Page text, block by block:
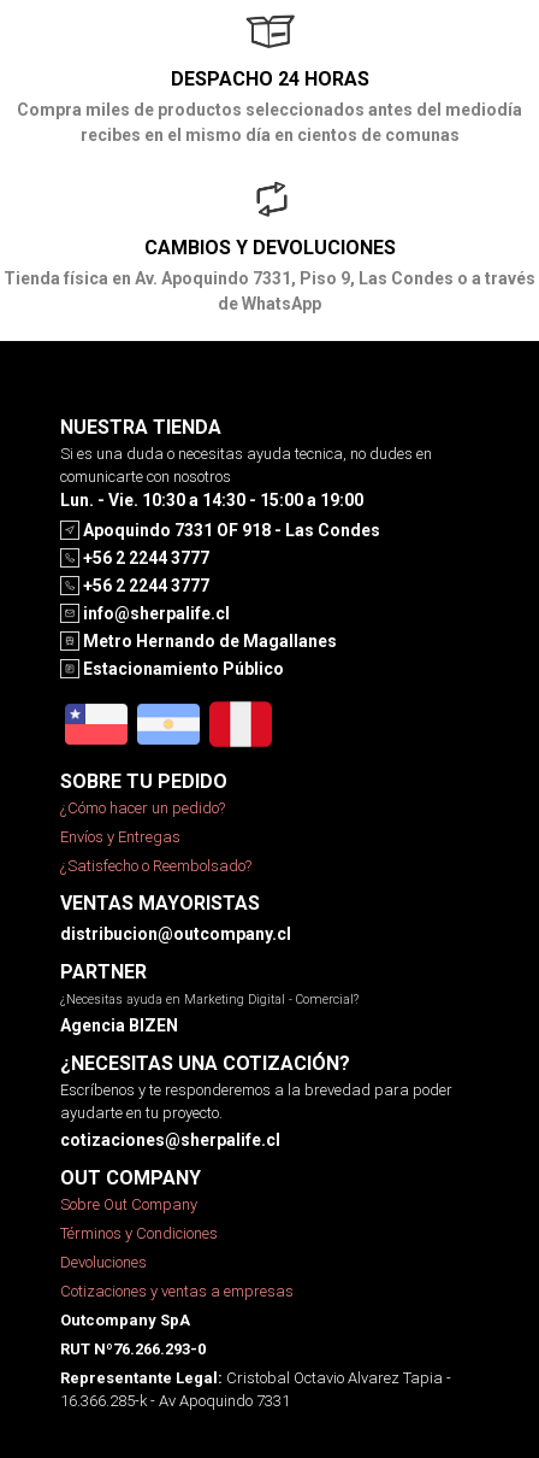
DESPACHO 24 HORAS
Compra miles de productos seleccionados antes del mediodía
recibes en el mismo día en cientos de comunas
CAMBIOS Y DEVOLUCIONES
Tienda física en Av. Apoquindo 7331, Piso 9, Las Condes o a través
de WhatsApp
NUESTRA TIENDA
Si es una duda o necesitas ayuda tecnica, no dudes en
comunicarte con nosotros
Lun. - Vie. 10:30 a 14:30 - 15:00 a 19:00
Apoquindo 7331 OF 918 - Las Condes
+56 2 2244 3777
+56 2 2244 3777
info@sherpalife.cl
Metro Hernando de Magallanes
Estacionamiento Público
SOBRE TU PEDIDO
¿Cómo hacer un pedido?
Envíos y Entregas
¿Satisfecho o Reembolsado?
VENTAS MAYORISTAS
distribucion@outcompany.cl
PARTNER
¿Necesitas ayuda en Marketing Digital - Comercial?
Agencia BIZEN
¿NECESITAS UNA COTIZACIÓN?
Escríbenos y te responderemos a la brevedad para poder
ayudarte en tu proyecto.
cotizaciones@sherpalife.cl
OUT COMPANY
Sobre Out Company
Términos y Condiciones
Devoluciones
Cotizaciones y ventas a empresas
Outcompany SpA
RUT Nº76.266.293-0
Representante Legal: Cristobal Octavio Alvarez Tapia -
16.366.285-k - Av Apoquindo 7331